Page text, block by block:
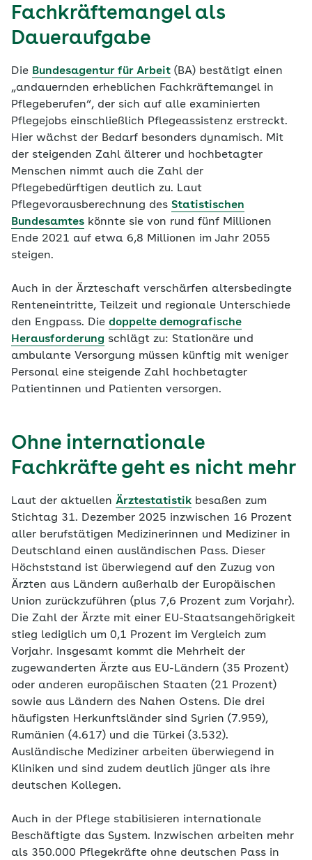
Fachkräftemangel als
Daueraufgabe
Die Bundesagentur für Arbeit (BA) bestätigt einen
„andauernden erheblichen Fachkräftemangel in
Pflegeberufen“, der sich auf alle examinierten
Pflegejobs einschließlich Pflegeassistenz erstreckt.
Hier wächst der Bedarf besonders dynamisch. Mit
der steigenden Zahl älterer und hochbetagter
Menschen nimmt auch die Zahl der
Pflegebedürftigen deutlich zu. Laut
Pflegevorausberechnung des Statistischen
Bundesamtes könnte sie von rund fünf Millionen
Ende 2021 auf etwa 6,8 Millionen im Jahr 2055
steigen.
Auch in der Ärzteschaft verschärfen altersbedingte
Renteneintritte, Teilzeit und regionale Unterschiede
den Engpass. Die doppelte demografische
Herausforderung schlägt zu: Stationäre und
ambulante Versorgung müssen künftig mit weniger
Personal eine steigende Zahl hochbetagter
Patientinnen und Patienten versorgen.
Ohne internationale
Fachkräfte geht es nicht mehr
Laut der aktuellen Ärztestatistik besaßen zum
Stichtag 31. Dezember 2025 inzwischen 16 Prozent
aller berufstätigen Medizinerinnen und Mediziner in
Deutschland einen ausländischen Pass. Dieser
Höchststand ist überwiegend auf den Zuzug von
Ärzten aus Ländern außerhalb der Europäischen
Union zurückzuführen (plus 7,6 Prozent zum Vorjahr).
Die Zahl der Ärzte mit einer EU-Staatsangehörigkeit
stieg lediglich um 0,1 Prozent im Vergleich zum
Vorjahr. Insgesamt kommt die Mehrheit der
zugewanderten Ärzte aus EU-Ländern (35 Prozent)
oder anderen europäischen Staaten (21 Prozent)
sowie aus Ländern des Nahen Ostens. Die drei
häufigsten Herkunftsländer sind Syrien (7.959),
Rumänien (4.617) und die Türkei (3.532).
Ausländische Mediziner arbeiten überwiegend in
Kliniken und sind zudem deutlich jünger als ihre
deutschen Kollegen.
Auch in der Pflege stabilisieren internationale
Beschäftigte das System. Inzwischen arbeiten mehr
als 350.000 Pflegekräfte ohne deutschen Pass in